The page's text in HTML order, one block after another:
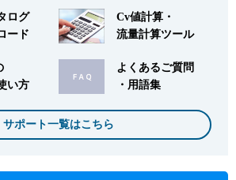
ログ
ード
Cv値計算・
流量計算ツール
い方
よくあるご質問
・用語集
サポート一覧はこちら